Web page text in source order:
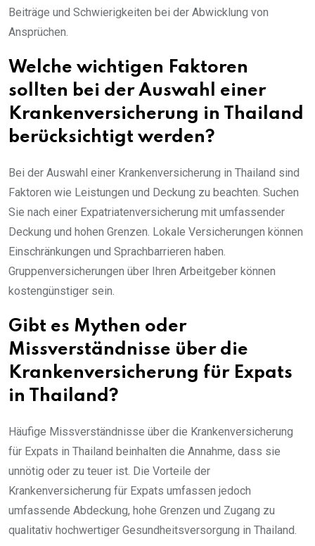
Beiträge und Schwierigkeiten bei der Abwicklung von
Ansprüchen.
Welche wichtigen Faktoren
sollten bei der Auswahl einer
Krankenversicherung in Thailand
berücksichtigt werden?
Bei der Auswahl einer Krankenversicherung in Thailand sind
Faktoren wie Leistungen und Deckung zu beachten. Suchen
Sie nach einer Expatriatenversicherung mit umfassender
Deckung und hohen Grenzen. Lokale Versicherungen können
Einschränkungen und Sprachbarrieren haben.
Gruppenversicherungen über Ihren Arbeitgeber können
kostengünstiger sein.
Gibt es Mythen oder
Missverständnisse über die
Krankenversicherung für Expats
in Thailand?
Häufige Missverständnisse über die Krankenversicherung
für Expats in Thailand beinhalten die Annahme, dass sie
unnötig oder zu teuer ist. Die Vorteile der
Krankenversicherung für Expats umfassen jedoch
umfassende Abdeckung, hohe Grenzen und Zugang zu
qualitativ hochwertiger Gesundheitsversorgung in Thailand.